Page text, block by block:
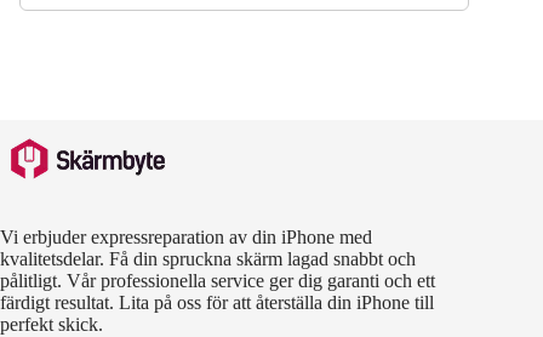
Vi erbjuder expressreparation av din iPhone med
kvalitetsdelar. Få din spruckna skärm lagad snabbt och
pålitligt. Vår professionella service ger dig garanti och ett
färdigt resultat. Lita på oss för att återställa din iPhone till
perfekt skick.